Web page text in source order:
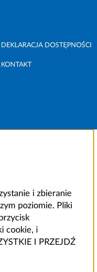
DEKLARACJA DOSTĘPNOŚCI
KONTAKT
i zbieranie
poziomie. Pliki
cookie, i
I PRZEJDŹ